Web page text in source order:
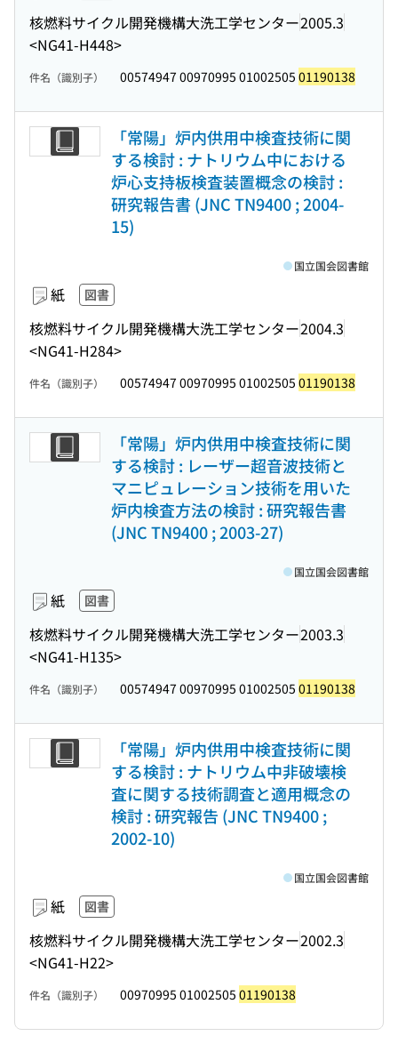
核燃料サイクル開発機構大洗工学センター2005.3
<NG41-H448>
件名（識別子） 00574947 00970995 01002505 01190138
「常陽」炉内供用中検査技術に関
する検討 : ナトリウム中における
炉心支持板検査装置概念の検討 :
研究報告書 (JNC TN9400 ; 2004-
15)
紙 図書
核燃料サイクル開発機構大洗工学センター2004.3
<NG41-H284>
国立国会図書館
件名（識別子） 00574947 00970995 01002505 01190138
「常陽」炉内供用中検査技術に関
する検討 : レーザー超音波技術と
マニピュレーション技術を用いた
炉内検査方法の検討 : 研究報告書
(JNC TN9400 ; 2003-27)
紙 図書
核燃料サイクル開発機構大洗工学センター2003.3
<NG41-H135>
国立国会図書館
件名（識別子） 00574947 00970995 01002505 01190138
「常陽」炉内供用中検査技術に関
する検討 : ナトリウム中非破壊検
査に関する技術調査と適用概念の
検討 : 研究報告 (JNC TN9400 ;
2002-10)
紙 図書
核燃料サイクル開発機構大洗工学センター2002.3
<NG41-H22>
国立国会図書館
件名（識別子） 00970995 01002505 01190138